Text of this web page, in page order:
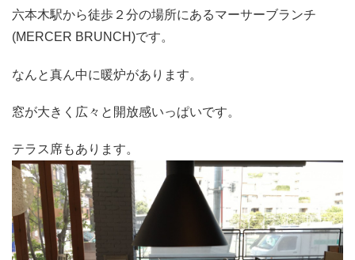
六本木駅から徒歩２分の場所にあるマーサーブランチ
(MERCER BRUNCH)です。
なんと真ん中に暖炉があります。
窓が大きく広々と開放感いっぱいです。
テラス席もあります。